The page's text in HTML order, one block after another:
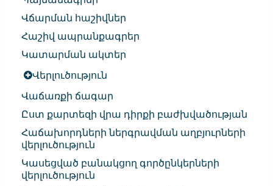
Վճարման հաշիվներ
Հաշիվ ապրանքագրեր
Կատարման ակտեր
Վերլուծություն
Վաճառքի ճագար
Ըստ քարտեզի վրա դիրքի բաժխվածության
Հաճախորդների ներգրավման աղբյուրների
վերլուծություն
Կասեցված բանակցող գործընկերների
վերլուծություն